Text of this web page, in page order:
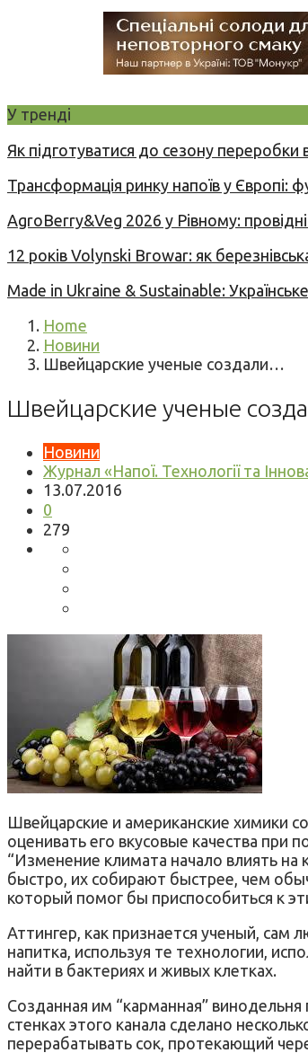
У тренді
Як підготуватися до сезону
Трансформація ринку напоїв у Європі:
AgroBerry&Veg 2026 у Рівному: провідні
12 років Volynski Browar: як
Made in Ukraine & Sustainable:
Home
Новини
Швейцарские ученые создали…
Швейцарские ученые
Новини
Журнал «Напої. Технології та
13.07.2016
0
279
Швейцарские и американские химики
оценивать его вкусовые качества
“Изменение климата начало влиять на
быстро, их собирают быстрее, чем
который помог бы приспособиться к
Аттингер, как признается ученый, сам
напитка, используя те технологии,
найти в бактериях и живых клетках.
Созданная им “карманная”
стенках этого канала сделано
перерабатывать сок, протекающий